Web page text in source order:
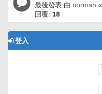
最後發表 由 norman «
回覆: 18
登入